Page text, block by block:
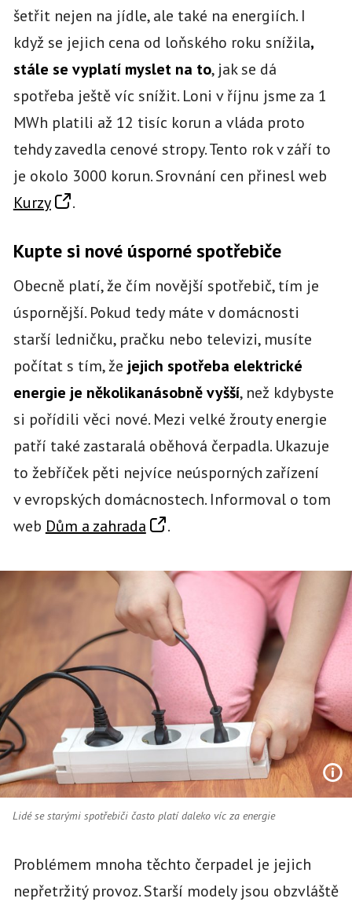
šetřit nejen na jídle, ale také na energiích. I
když se jejich cena od loňského roku snížila,
stále se vyplatí myslet na to, jak se dá
spotřeba ještě víc snížit. Loni v říjnu jsme za 1
MWh platili až 12 tisíc korun a vláda proto
tehdy zavedla cenové stropy. Tento rok v září to
je okolo 3000 korun. Srovnání cen přinesl web
Kurzy
.
Kupte si nové úsporné spotřebiče
Obecně platí, že čím novější spotřebič, tím je
úspornější. Pokud tedy máte v domácnosti
starší ledničku, pračku nebo televizi, musíte
počítat s tím, že jejich spotřeba elektrické
energie je několikanásobně vyšší, než kdybyste
si pořídili věci nové. Mezi velké žrouty energie
patří také zastaralá oběhová čerpadla. Ukazuje
to žebříček pěti nejvíce neúsporných zařízení
v evropských domácnostech. Informoval o tom
web Dům a zahrada .
Lidé se starými spotřebiči často platí daleko víc za energie
Problémem mnoha těchto čerpadel je jejich
nepřetržitý provoz. Starší modely jsou obzvláště